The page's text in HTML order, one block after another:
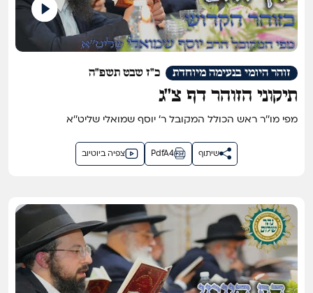
כ"ז שבט תשפ"ה זוהר היומי בנעימה מיוחדת
תיקוני הזוהר דף צ''ג
מפי מו''ר ראש הכולל המקובל ר' יוסף שמואלי שליט''א
צפיה ביוטיוב PdfA4 שיתוף